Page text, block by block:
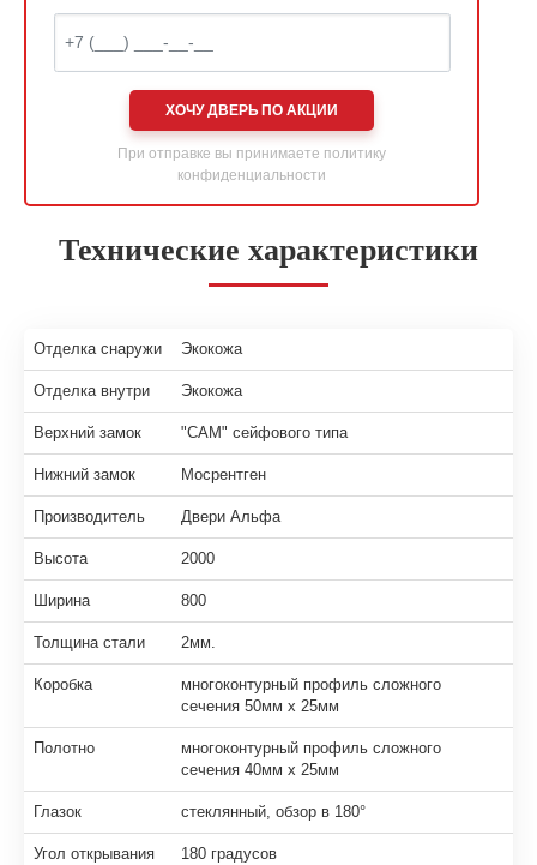
ХОЧУ ДВЕРЬ ПО АКЦИИ
При отправке вы принимаете политику
конфиденциальности
Технические характеристики
Отделка снаружи Экокожа
Отделка внутри Экокожа
Верхний замок "САМ" сейфового типа
Нижний замок Мосрентген
Производитель Двери Альфа
Высота 2000
Ширина 800
Толщина стали 2мм.
Коробка
многоконтурный профиль сложного
сечения 50мм х 25мм
Полотно
многоконтурный профиль сложного
сечения 40мм х 25мм
Глазок стеклянный, обзор в 180°
Угол открывания 180 градусов